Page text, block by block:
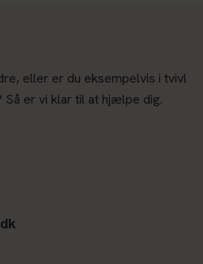
eller er du eksempelvis i tvivl
Så er vi klar til at hjælpe dig.